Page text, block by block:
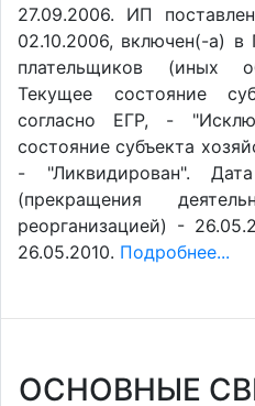
27.09.2006. ИП
02.10.2006, включен(-a) в
плательщиков (иных
Текущее состояние
согласно ЕГР, -
состояние субъекта
- "Ликвидирован".
(прекращения
реорганизацией) -
26.05.2010. Подробнее...
ОСНОВНЫЕ